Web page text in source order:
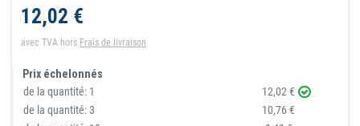
12,02 €
avec TVA hors Frais de livraison
Prix échelonnés
de la quantité: 1
12,02 €
de la quantité:3
10,76 €